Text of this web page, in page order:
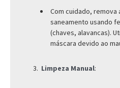
Com cuidado, remova
saneamento usando
(chaves, alavancas).
máscara devido ao
Limpeza Manual: